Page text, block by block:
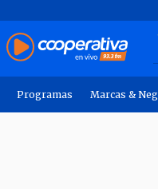
Programas Marcas &